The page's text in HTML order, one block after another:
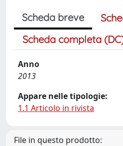
Scheda breve
Scheda completa
Anno
2013
Appare nelle tipologie:
1.1 Articolo in rivista
File in questo prodotto: